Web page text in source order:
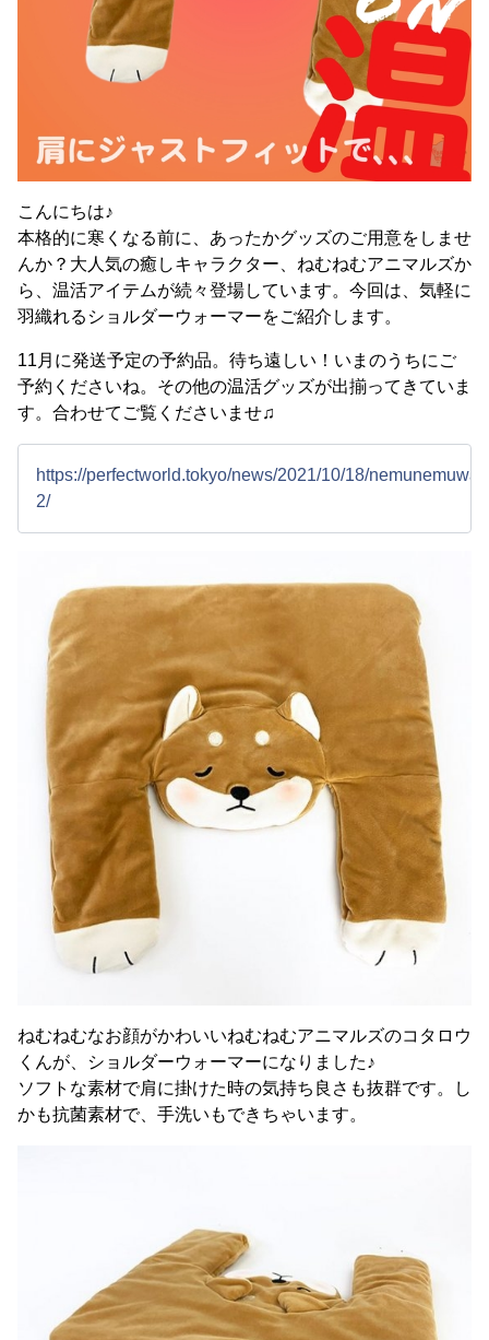
こんにちは♪
本格的に寒くなる前に、あったかグッズのご用意をしませ
んか？大人気の癒しキャラクター、ねむねむアニマルズか
ら、温活アイテムが続々登場しています。今回は、気軽に
羽織れるショルダーウォーマーをご紹介します。
11月に発送予定の予約品。待ち遠しい！いまのうちにご
予約くださいね。その他の温活グッズが出揃ってきていま
す。合わせてご覧くださいませ♫
https://perfectworld.tokyo/news/2021/10/18/
2/
ねむねむなお顔がかわいいねむねむアニマルズのコタロウ
くんが、ショルダーウォーマーになりました♪
ソフトな素材で肩に掛けた時の気持ち良さも抜群です。し
かも抗菌素材で、手洗いもできちゃいます。